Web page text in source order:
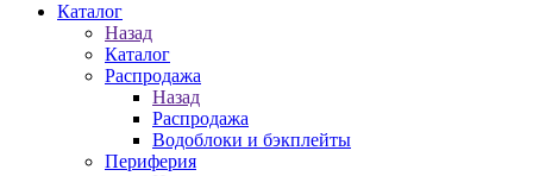
Каталог
Назад
Каталог
Распродажа
Назад
Распродажа
Водоблоки и бэкплейты
Периферия